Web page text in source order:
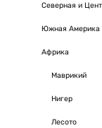
Северная и
Южная Америка
Африка
Маврикий
Нигер
Лесото